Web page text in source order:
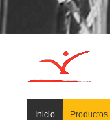
Inicio Productos